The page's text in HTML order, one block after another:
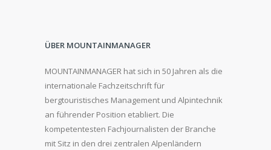
ÜBER MOUNTAINMANAGER
MOUNTAINMANAGER hat sich in 50 Jahren als die
internationale Fachzeitschrift für
bergtouristisches Management und Alpintechnik
an führender Position etabliert. Die
kompetentesten Fachjournalisten der Branche
mit Sitz in den drei zentralen Alpenländern